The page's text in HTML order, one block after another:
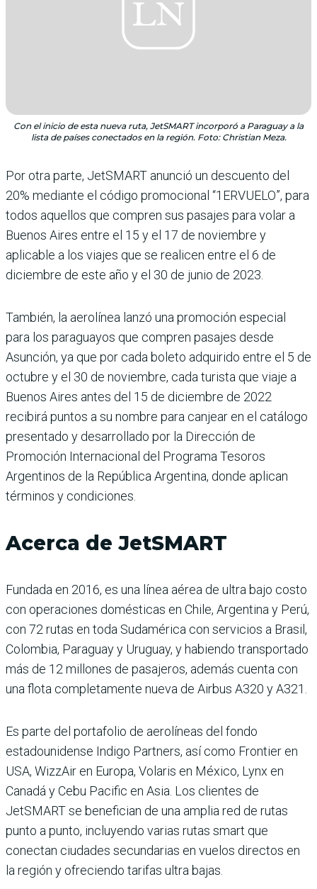
Con el inicio de esta nueva ruta, JetSMART incorporó a Paraguay a la
lista de países conectados en la región. Foto: Christian Meza.
Por otra parte, JetSMART anunció un descuento del
20% mediante el código promocional “1ERVUELO”, para
todos aquellos que compren sus pasajes para volar a
Buenos Aires entre el 15 y el 17 de noviembre y
aplicable a los viajes que se realicen entre el 6 de
diciembre de este año y el 30 de junio de 2023.
También, la aerolínea lanzó una promoción especial
para los paraguayos que compren pasajes desde
Asunción, ya que por cada boleto adquirido entre el 5 de
octubre y el 30 de noviembre, cada turista que viaje a
Buenos Aires antes del 15 de diciembre de 2022
recibirá puntos a su nombre para canjear en el catálogo
presentado y desarrollado por la Dirección de
Promoción Internacional del Programa Tesoros
Argentinos de la República Argentina, donde aplican
términos y condiciones.
Acerca de JetSMART
Fundada en 2016, es una línea aérea de ultra bajo costo
con operaciones domésticas en Chile, Argentina y Perú,
con 72 rutas en toda Sudamérica con servicios a Brasil,
Colombia, Paraguay y Uruguay, y habiendo transportado
más de 12 millones de pasajeros, además cuenta con
una flota completamente nueva de Airbus A320 y A321.
Es parte del portafolio de aerolíneas del fondo
estadounidense Indigo Partners, así como Frontier en
USA, WizzAir en Europa, Volaris en México, Lynx en
Canadá y Cebu Pacific en Asia. Los clientes de
JetSMART se benefician de una amplia red de rutas
punto a punto, incluyendo varias rutas smart que
conectan ciudades secundarias en vuelos directos en
la región y ofreciendo tarifas ultra bajas.